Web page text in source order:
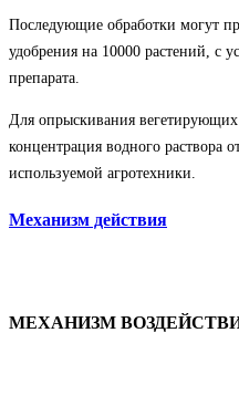
Последующие обработки могут
удобрения на 10000 растений, с
препарата.
Для опрыскивания
концентрация водного раствора
используемой агротехники.
Механизм действия
МЕХАНИЗМ